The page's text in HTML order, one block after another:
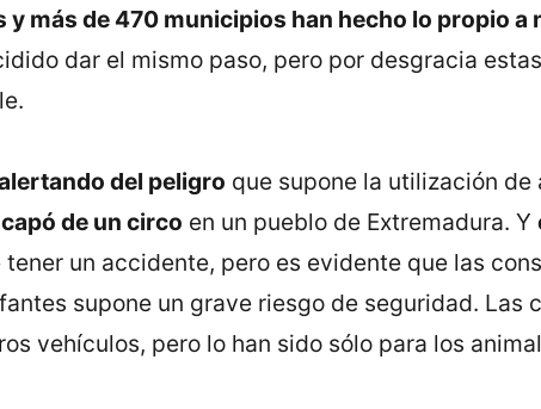
más de 470 municipios han hecho lo propio a
dar el mismo paso, pero por desgracia
del peligro que supone la utilización
de un circo en un pueblo de Extremadura. Y
tener un accidente, pero es evidente que las
supone un grave riesgo de seguridad. Las
vehículos, pero lo han sido sólo para los